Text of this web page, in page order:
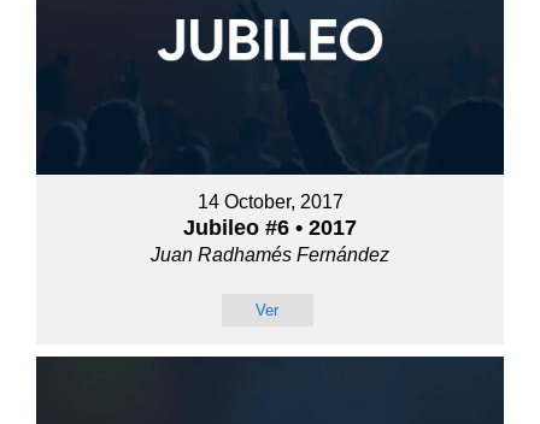
14 October, 2017
Jubileo #6 • 2017
Juan Radhamés Fernández
Ver